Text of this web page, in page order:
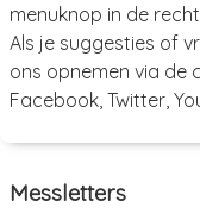
menuknop in de
Als je suggesties of
ons opnemen via de
Facebook, Twitter,
Messletters